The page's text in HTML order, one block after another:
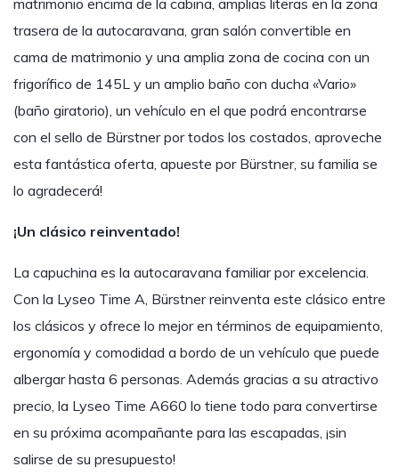
matrimonio encima de la cabina, amplias literas en la zona
trasera de la autocaravana, gran salón convertible en
cama de matrimonio y una amplia zona de cocina con un
frigorífico de 145L y un amplio baño con ducha «Vario»
(baño giratorio), un vehículo en el que podrá encontrarse
con el sello de Bürstner por todos los costados, aproveche
esta fantástica oferta, apueste por Bürstner, su familia se
lo agradecerá!
¡Un clásico reinventado!
La capuchina es la autocaravana familiar por excelencia.
Con la Lyseo Time A, Bürstner reinventa este clásico entre
los clásicos y ofrece lo mejor en términos de equipamiento,
ergonomía y comodidad a bordo de un vehículo que puede
albergar hasta 6 personas. Además gracias a su atractivo
precio, la Lyseo Time A660 lo tiene todo para convertirse
en su próxima acompañante para las escapadas, ¡sin
salirse de su presupuesto!